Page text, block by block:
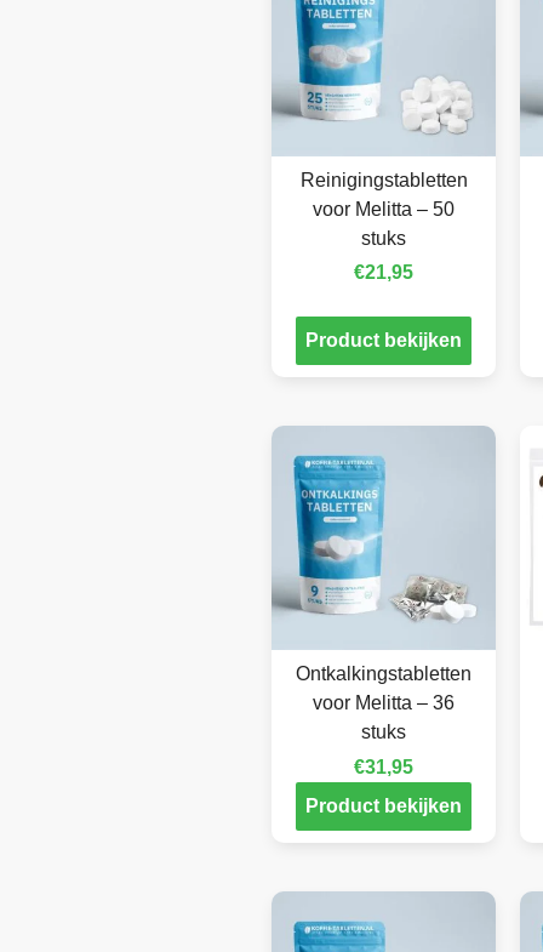
Reinigingstabletten
voor Melitta – 50
stuks
€21,95
Product bekijken
Ontkalkingstabletten
voor Melitta – 36
stuks
€31,95
Product bekijken